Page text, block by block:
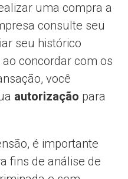
uma compra a
consulte seu
seu histórico
concordar com os
você
autorização para
é importante
fins de análise de